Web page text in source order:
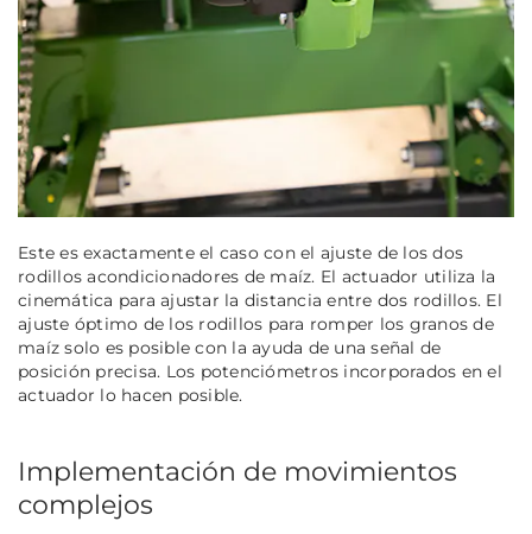
Este es exactamente el caso con el ajuste de los dos
rodillos acondicionadores de maíz. El actuador utiliza la
cinemática para ajustar la distancia entre dos rodillos. El
ajuste óptimo de los rodillos para romper los granos de
maíz solo es posible con la ayuda de una señal de
posición precisa. Los potenciómetros incorporados en el
actuador lo hacen posible.
Implementación de movimientos
complejos